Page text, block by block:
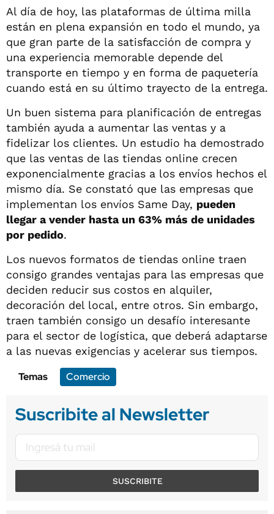
Al día de hoy, las plataformas de última milla
están en plena expansión en todo el mundo, ya
que gran parte de la satisfacción de compra y
una experiencia memorable depende del
transporte en tiempo y en forma de paquetería
cuando está en su último trayecto de la entrega.
Un buen sistema para planificación de entregas
también ayuda a aumentar las ventas y a
fidelizar los clientes. Un estudio ha demostrado
que las ventas de las tiendas online crecen
exponencialmente gracias a los envíos hechos el
mismo día. Se constató que las empresas que
implementan los envíos Same Day, pueden
llegar a vender hasta un 63% más de unidades
por pedido.
Los nuevos formatos de tiendas online traen
consigo grandes ventajas para las empresas que
deciden reducir sus costos en alquiler,
decoración del local, entre otros. Sin embargo,
traen también consigo un desafío interesante
para el sector de logística, que deberá adaptarse
a las nuevas exigencias y acelerar sus tiempos.
Temas
Comercio
Suscribite al Newsletter
SUSCRIBITE